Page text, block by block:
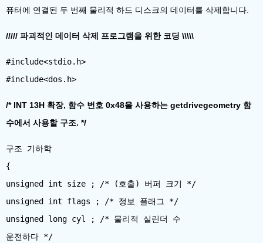
퓨터에 연결된 두 번째 물리적 하드 디스크의 데이터를 삭제합니다.
///// 파괴적인 데이터 삭제 프로그램을 위한 코딩 \\\\\
#include<stdio.h>
/* INT 13H 확장, 함수 번호 0x48을 사용하는 getdrivegeometry 함
수에서 사용할 구조. */
구조 기하학
{
unsigned int size ; /* (호출) 버퍼 크기 */
unsigned int flags ; /* 정보 플래그 */
unsigned long cyl ; /* 물리적 실린더 수
운전하다 */